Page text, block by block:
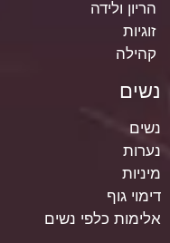
הריון ולידה
זוגיות
קהילה
נשים
נשים
נערות
מיניות
דימוי גוף
אלימות כלפי נשים